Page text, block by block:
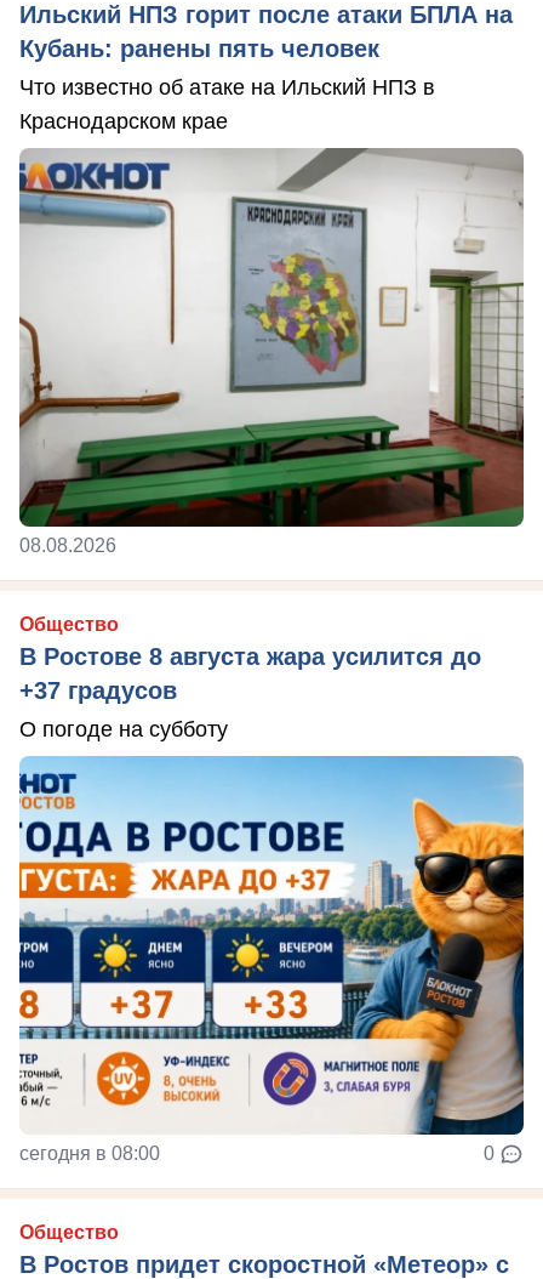
Ильский НПЗ горит после атаки БПЛА на
Кубань: ранены пять человек
Что известно об атаке на Ильский НПЗ в
Краснодарском крае
08.08.2026
Общество
В Ростове 8 августа жара усилится до
+37 градусов
О погоде на субботу
сегодня в 08:00 0
Общество
В Ростов придет скоростной «Метеор» с